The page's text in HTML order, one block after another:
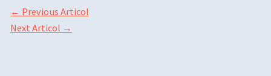
← Previous Articol
Next Articol →